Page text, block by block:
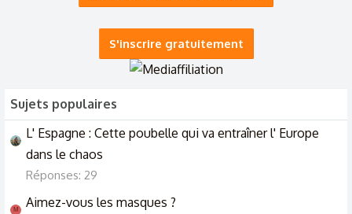
S'inscrire gratuitement
Sujets populaires
L' Espagne : Cette poubelle qui va entraîner l' Europe
dans le chaos
Réponses: 29
M Aimez-vous les masques ?